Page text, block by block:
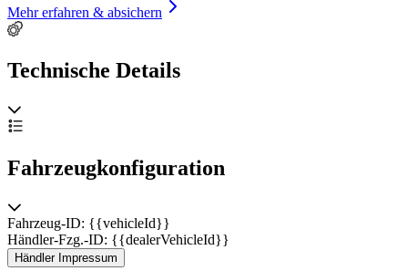
Mehr erfahren & absichern
Technische Details
Fahrzeugkonfiguration
Fahrzeug-ID: {{vehicleId}}
Händler-Fzg.-ID: {{dealerVehicleId}}
Händler Impressum